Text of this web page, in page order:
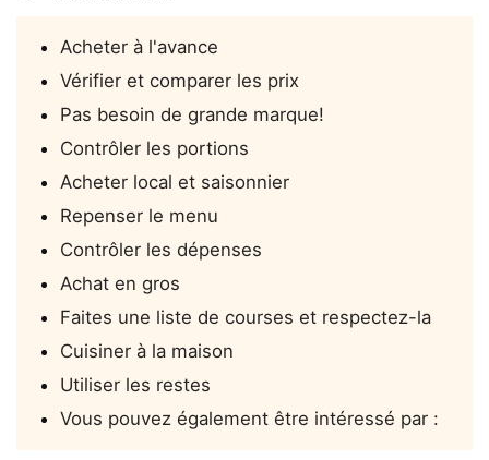
Acheter à l'avance
Vérifier et comparer les prix
Pas besoin de grande marque!
Contrôler les portions
Acheter local et saisonnier
Repenser le menu
Contrôler les dépenses
Achat en gros
Faites une liste de courses et respectez-la
Cuisiner à la maison
Utiliser les restes
Vous pouvez également être intéressé par :